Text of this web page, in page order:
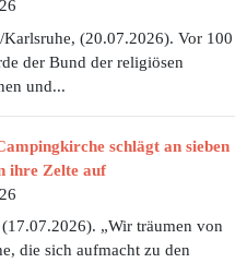
Karlsruhe, (20.07.2026). Vor 100
der Bund der religiösen
und...
schlägt an sieben
ihre Zelte auf
„Wir träumen von
die sich aufmacht zu den